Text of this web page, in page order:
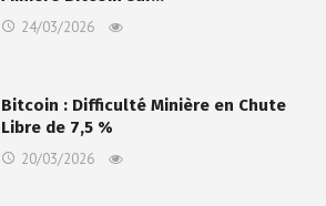
24/03/2026
Bitcoin : Difficulté Minière en Chute
Libre de 7,5 %
20/03/2026